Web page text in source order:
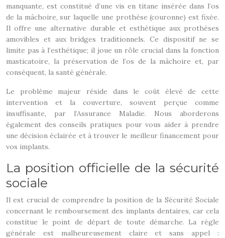
manquante, est constitué d’une vis en titane insérée dans l’os
de la mâchoire, sur laquelle une prothèse (couronne) est fixée.
Il offre une alternative durable et esthétique aux prothèses
amovibles et aux bridges traditionnels. Ce dispositif ne se
limite pas à l’esthétique; il joue un rôle crucial dans la fonction
masticatoire, la préservation de l’os de la mâchoire et, par
conséquent, la santé générale.
Le problème majeur réside dans le coût élevé de cette
intervention et la couverture, souvent perçue comme
insuffisante, par l’Assurance Maladie. Nous aborderons
également des conseils pratiques pour vous aider à prendre
une décision éclairée et à trouver le meilleur financement pour
vos implants.
La position officielle de la sécurité
sociale
Il est crucial de comprendre la position de la Sécurité Sociale
concernant le remboursement des implants dentaires, car cela
constitue le point de départ de toute démarche. La règle
générale est malheureusement claire et sans appel :